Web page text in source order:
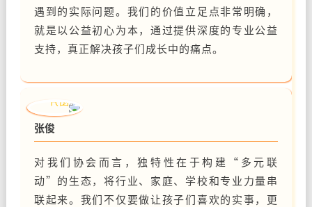
遇到的实际问题。我们的价值立足点非常明确，
就是以公益初心为本，通过提供深度的专业公益
支持，真正解决孩子们成长中的痛点。
张俊
对我们协会而言，独特性在于构建“多元联
动”的生态，将行业、家庭、学校和专业力量串
联起来。我们不仅要做让孩子们喜欢的实事，更